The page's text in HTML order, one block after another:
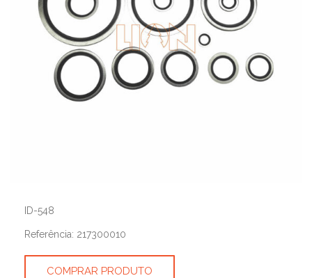
ID-548
Referência: 217300010
COMPRAR PRODUTO